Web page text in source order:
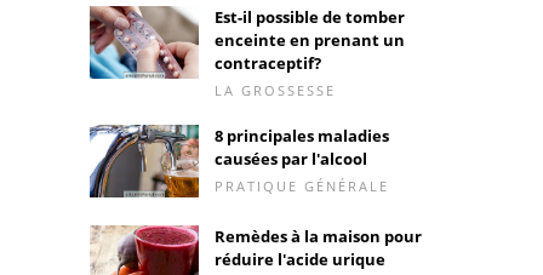
Est-il possible de tomber
enceinte en prenant un
contraceptif?
LA GROSSESSE
8 principales maladies
causées par l'alcool
PRATIQUE GÉNÉRALE
Remèdes à la maison pour
réduire l'acide urique